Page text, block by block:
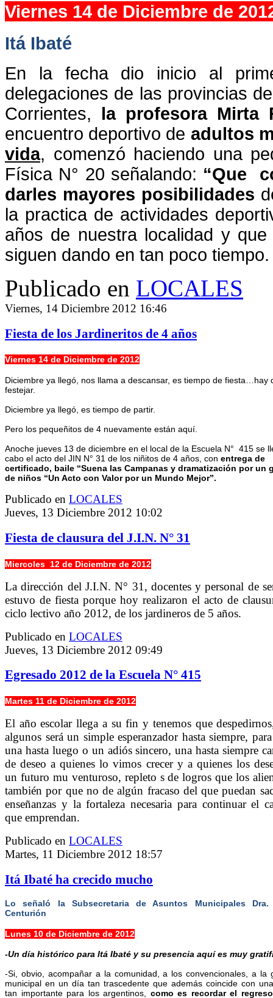
Viernes 14 de Diciembre de
Itá Ibaté
En la fecha dio inicio al
delegaciones de las provincias
Corrientes, la profesora Mirta
encuentro deportivo de adultos
vida, comenzó haciendo una
Física N° 20 señalando: “Que
darles mayores posibilidades
la practica de actividades
años de nuestra localidad y
siguen dando en tan poco tiempo.
Publicado en LOCALES
Viernes, 14 Diciembre 2012 16:46
Fiesta de los Jardineritos de 4 años
Viernes 14 de Diciembre de 2012
Diciembre ya llegó, nos llama a descansar, es tiempo de fiesta…hay
festejar.
Diciembre ya llegó, es tiempo de partir.
Pero los pequeñitos de 4 nuevamente están aquí.
Anoche jueves 13 de diciembre en el local de la Escuela N° 415 se
cabo el acto del JIN N° 31 de los niñitos de 4 años, con entrega de
certificado, baile “Suena las Campanas y dramatización por un
de niños “Un Acto con Valor por un Mundo Mejor”.
Publicado en LOCALES
Jueves, 13 Diciembre 2012 10:02
Fiesta de clausura del J.I.N. N° 31
Miercoles 12 de Diciembre de 2012
La dirección del J.I.N. N° 31, docentes y personal de
estuvo de fiesta porque hoy realizaron el acto de
ciclo lectivo año 2012, de los jardineros de 5 años.
Publicado en LOCALES
Jueves, 13 Diciembre 2012 09:49
Egresado 2012 de la Escuela N° 415
Martes 11 de Diciembre de 2012
El año escolar llega a su fin y tenemos que
algunos será un simple esperanzador hasta siempre,
una hasta luego o un adiós sincero, una hasta siempre
de deseo a quienes lo vimos crecer y a quienes los
un futuro mu venturoso, repleto s de logros que los
también por que no de algún fracaso del que puedan
enseñanzas y la fortaleza necesaria para continuar el
que emprendan.
Publicado en LOCALES
Martes, 11 Diciembre 2012 18:57
Itá Ibaté ha crecido mucho
Lo señaló la Subsecretaria de Asuntos Municipales Dra.
Centurión
Lunes 10 de Diciembre de 2012
-Un día histórico para Itá Ibaté y su presencia aquí es muy
-Si, obvio, acompañar a la comunidad, a los convencionales, a la
municipal en un día tan trascedente que además coincide con
tan importante para los argentinos, como es recordar el